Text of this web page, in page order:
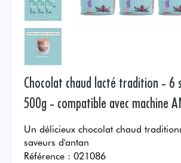
Chocolat chaud lacté tradition - 6
500g - compatible avec machine
Un délicieux chocolat chaud
saveurs d'antan
Référence : 021086